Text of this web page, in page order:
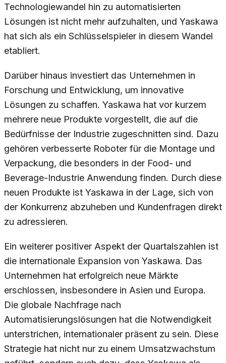
Technologiewandel hin zu automatisierten
Lösungen ist nicht mehr aufzuhalten, und Yaskawa
hat sich als ein Schlüsselspieler in diesem Wandel
etabliert.
Darüber hinaus investiert das Unternehmen in
Forschung und Entwicklung, um innovative
Lösungen zu schaffen. Yaskawa hat vor kurzem
mehrere neue Produkte vorgestellt, die auf die
Bedürfnisse der Industrie zugeschnitten sind. Dazu
gehören verbesserte Roboter für die Montage und
Verpackung, die besonders in der Food- und
Beverage-Industrie Anwendung finden. Durch diese
neuen Produkte ist Yaskawa in der Lage, sich von
der Konkurrenz abzuheben und Kundenfragen direkt
zu adressieren.
Ein weiterer positiver Aspekt der Quartalszahlen ist
die internationale Expansion von Yaskawa. Das
Unternehmen hat erfolgreich neue Märkte
erschlossen, insbesondere in Asien und Europa.
Die globale Nachfrage nach
Automatisierungslösungen hat die Notwendigkeit
unterstrichen, internationaler präsent zu sein. Diese
Strategie hat nicht nur zu einem Umsatzwachstum